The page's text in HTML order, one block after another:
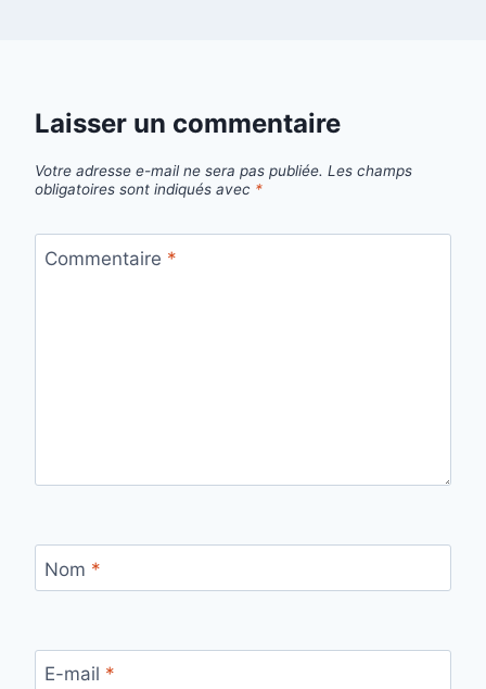
Laisser un commentaire
Votre adresse e-mail ne sera pas publiée. Les champs
obligatoires sont indiqués avec *
Commentaire *
Nom *
E-mail *